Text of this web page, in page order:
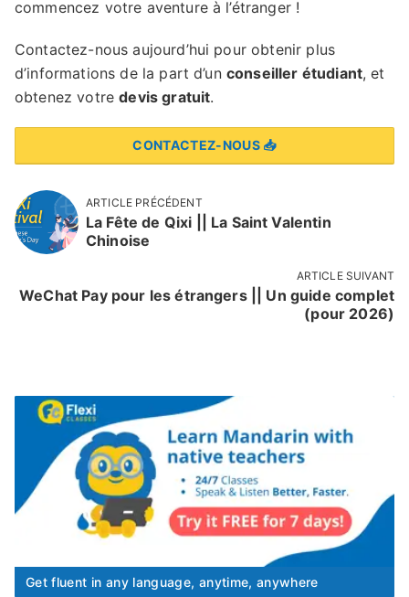
Get fluent in any language, anytime, anywhere
commencez votre aventure à l’étranger !
Contactez-nous aujourd’hui pour obtenir plus
d’informations de la part d’un conseiller étudiant, et
obtenez votredevis gratuit.
CONTACTEZ-NOUS 📥
ARTICLE PRÉCÉDENT
La Fête de Qixi || La Saint Valentin
Chinoise
ARTICLE SUIVANT
WeChat Pay pour les étrangers || Un guide complet
(pour 2026)